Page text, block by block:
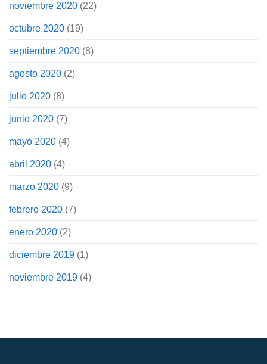
noviembre 2020 (22)
octubre 2020 (19)
septiembre 2020 (8)
agosto 2020 (2)
julio 2020 (8)
junio 2020 (7)
mayo 2020 (4)
abril 2020 (4)
marzo 2020 (9)
febrero 2020 (7)
enero 2020 (2)
diciembre 2019 (1)
noviembre 2019 (4)